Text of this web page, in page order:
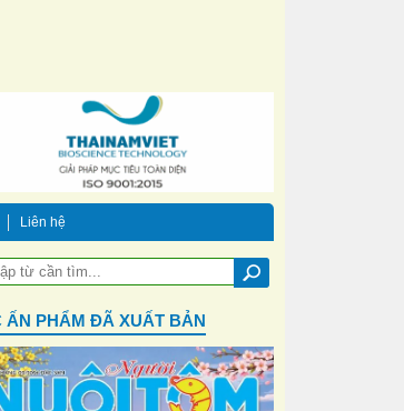
Liên hệ
ẤN PHẨM ĐÃ XUẤT BẢN